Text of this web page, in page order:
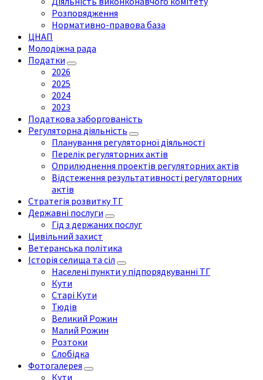
Розпорядження
Нормативно-правова база
ЦНАП
Молодіжна рада
Податки
2026
2025
2024
2023
Податкова заборгованість
Регуляторна діяльність
Планування регуляторної діяльності
Перелік регуляторних актів
Оприлюднення проектів регуляторних актів
Відстеження результативності регуляторних
актів
Стратегія розвитку ТГ
Державні послуги
Гід з держаних послуг
Цивільний захист
Ветеранська політика
Історія селища та сіл
Населені пункти у підпорядкуванні ТГ
Кути
Старі Кути
Тюдів
Великий Рожин
Малий Рожин
Розтоки
Слобідка
Фотогалерея
Кути